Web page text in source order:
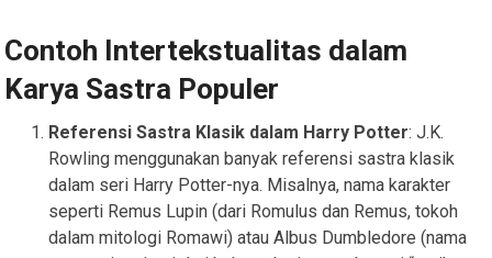
Contoh Intertekstualitas dalam
Karya Sastra Populer
Referensi Sastra Klasik dalam Harry Potter: J.K.
Rowling menggunakan banyak referensi sastra klasik
dalam seri Harry Potter-nya. Misalnya, nama karakter
seperti Remus Lupin (dari Romulus dan Remus, tokoh
dalam mitologi Romawi) atau Albus Dumbledore (nama